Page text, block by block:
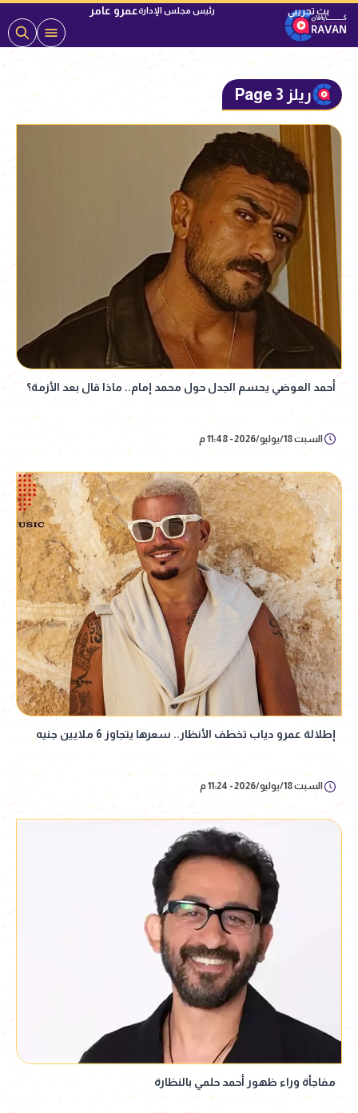
رئيس مجلس الإدارةعمرو عامر
ريلز Page 3
أحمد العوضي يحسم الجدل حول محمد إمام.. ماذا قال بعد الأزمة؟
السبت 18/يوليو/2026 - 11:48 م
إطلالة عمرو دياب تخطف الأنظار.. سعرها يتجاوز 6 ملايين جنيه
السبت 18/يوليو/2026 - 11:24 م
مفاجأة وراء ظهور أحمد حلمي بالنظارة